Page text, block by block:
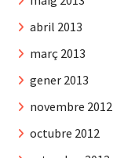
abril 2013
març 2013
gener 2013
novembre 2012
octubre 2012